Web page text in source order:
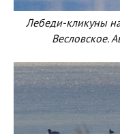
Лебеди-кликуны
Весловское.